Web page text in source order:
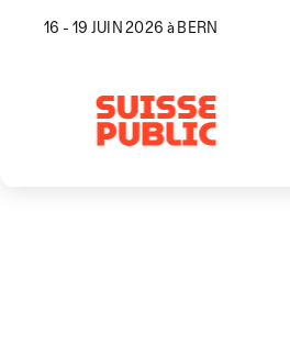
16 - 19 JUIN 2026 à BERN